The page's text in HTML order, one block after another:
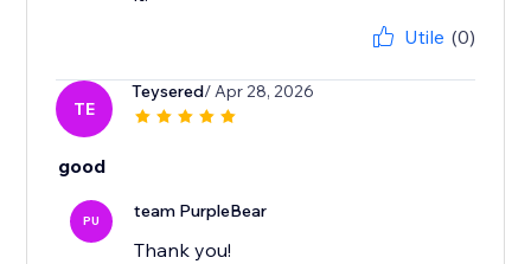
Utile (0)
TE
Teysered/ Apr 28, 2026
good
PU team PurpleBear
Thank you!